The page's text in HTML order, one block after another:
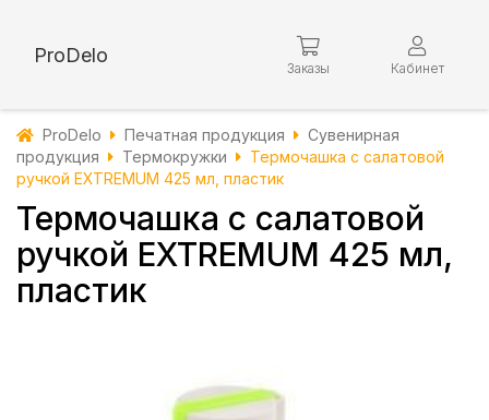
ProDelo
Заказы Кабинет
ProDelo Печатная продукция
Сувенирная
продукция
Термокружки
Термочашка с салатовой
ручкой EXTREMUM 425 мл, пластик
Термочашка с салатовой
ручкой EXTREMUM 425 мл,
пластик